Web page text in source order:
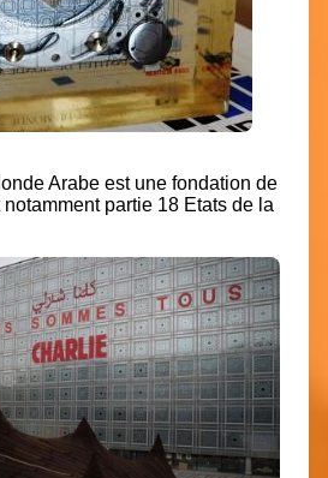
Arabe est une fondation de
partie 18 Etats de la